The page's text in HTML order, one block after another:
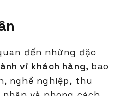
đến những đặc
vi khách hàng, bao
nghề nghiệp, thu